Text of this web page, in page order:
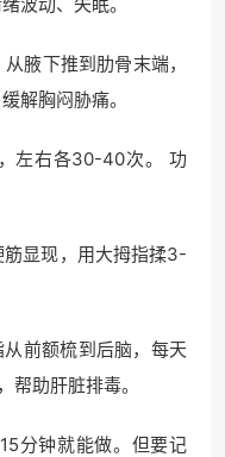
腋下推到肋骨末端，
解胸闷胁痛。
左右各30-40次。 功
显现，用大拇指揉3-
前额梳到后脑，每天
帮助肝脏排毒。
分钟就能做。但要记